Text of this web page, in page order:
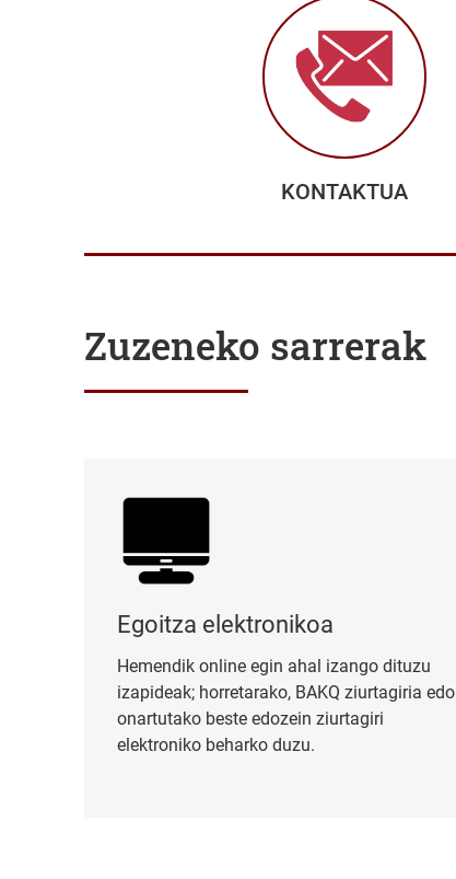
KONTAKTUA
Zuzeneko sarrerak
Egoitza elektronikoa
Hemendik online egin ahal izango dituzu
izapideak; horretarako, BAKQ ziurtagiria edo
onartutako beste edozein ziurtagiri
elektroniko beharko duzu.